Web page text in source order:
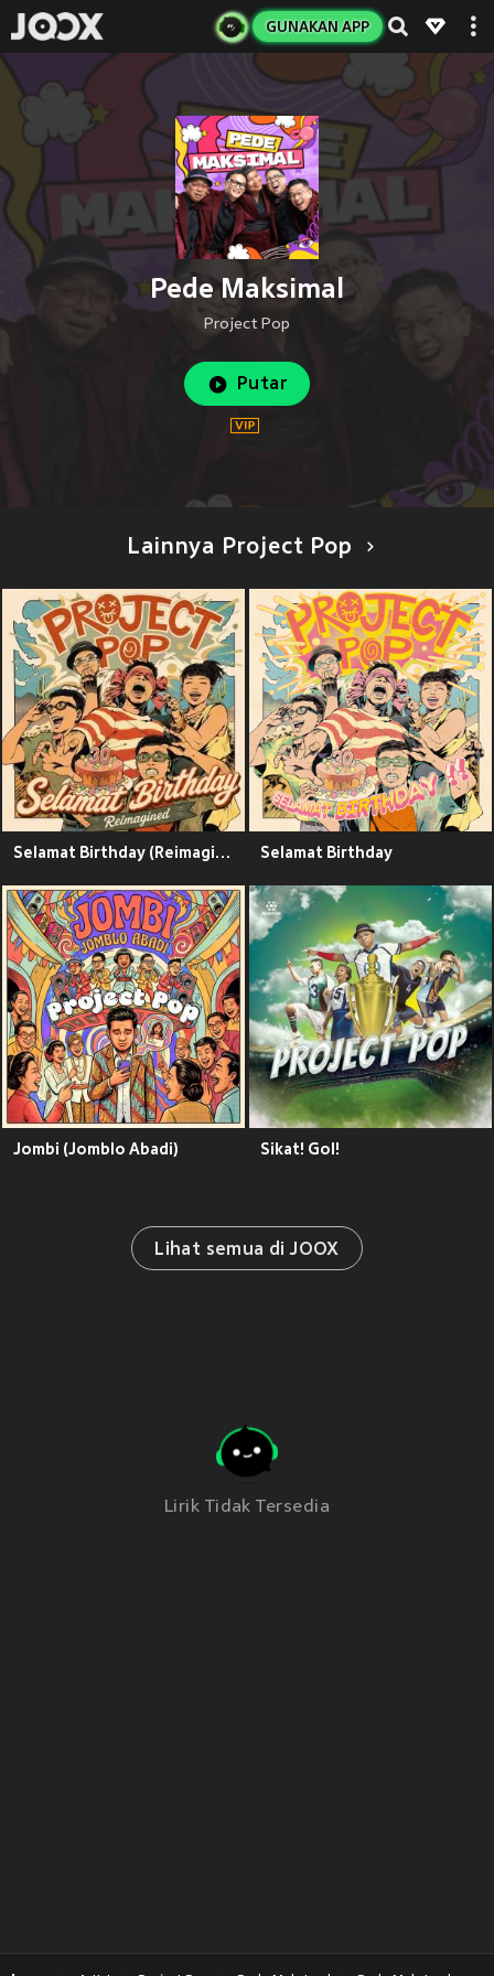
GUNAKAN APP
Pede Maksimal
Project Pop
Putar
Lainnya Project Pop
Selamat Birthday (Reimagined) Selamat Birthday
Jombi (Jomblo Abadi) Sikat! Gol!
Lihat semua di JOOX
Lirik Tidak Tersedia